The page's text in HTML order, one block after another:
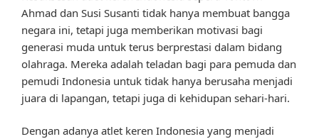
Ahmad dan Susi Susanti tidak hanya membuat bangga
negara ini, tetapi juga memberikan motivasi bagi
generasi muda untuk terus berprestasi dalam bidang
olahraga. Mereka adalah teladan bagi para pemuda dan
pemudi Indonesia untuk tidak hanya berusaha menjadi
juara di lapangan, tetapi juga di kehidupan sehari-hari.
Dengan adanya atlet keren Indonesia yang menjadi